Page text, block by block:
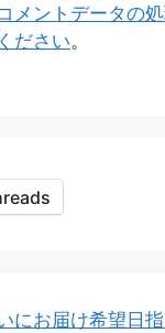
メントデータの
ださい。
にお届け希望日